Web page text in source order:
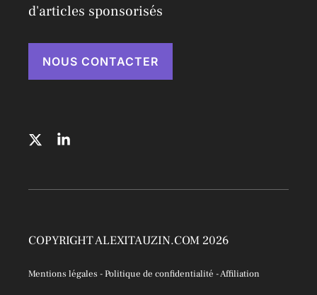
d'articles sponsorisés
NOUS CONTACTER
COPYRIGHT ALEXITAUZIN.COM 2026
Mentions légales -Politique de confidentialité -Affiliation